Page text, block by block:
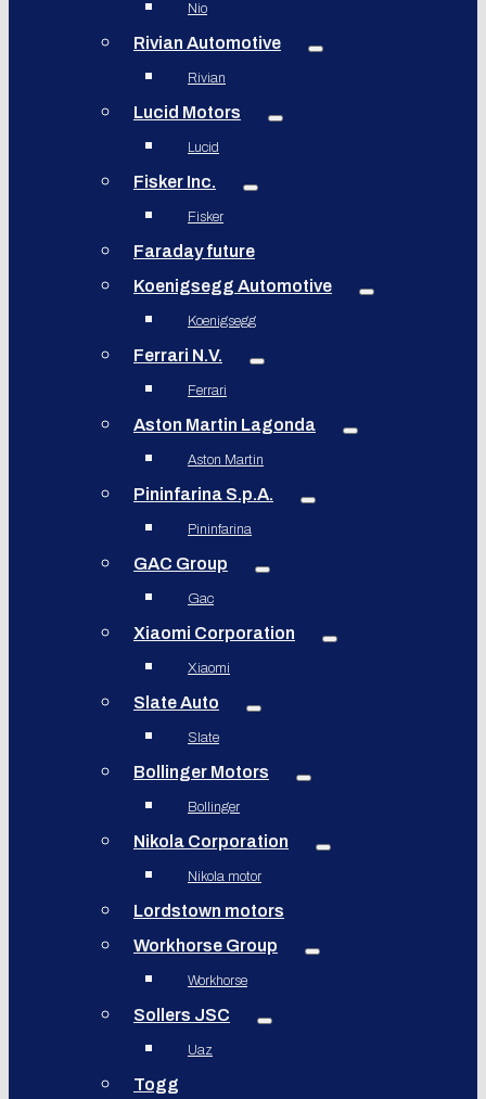
Nio
Rivian Automotive
Rivian
Lucid Motors
Lucid
Fisker Inc.
Fisker
Faraday future
Koenigsegg Automotive
Koenigsegg
Ferrari N.V.
Ferrari
Aston Martin Lagonda
Aston Martin
Pininfarina S.p.A.
Pininfarina
GAC Group
Gac
Xiaomi Corporation
Xiaomi
Slate Auto
Slate
Bollinger Motors
Bollinger
Nikola Corporation
Nikola motor
Lordstown motors
Workhorse Group
Workhorse
Sollers JSC
Uaz
Togg